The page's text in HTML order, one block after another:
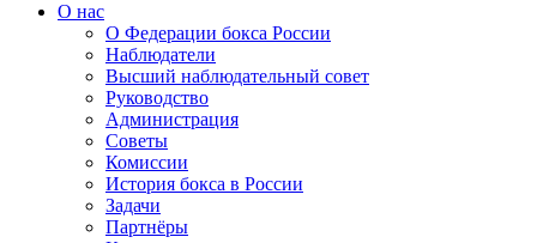
О нас
О Федерации бокса России
Наблюдатели
Высший наблюдательный совет
Руководство
Администрация
Советы
Комиссии
История бокса в России
Задачи
Партнёры